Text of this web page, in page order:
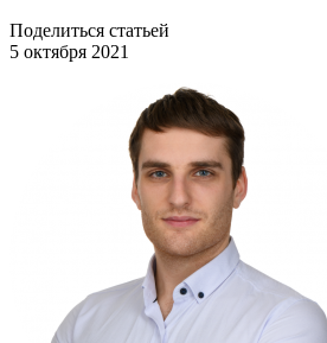
Поделиться статьей
5 октября 2021